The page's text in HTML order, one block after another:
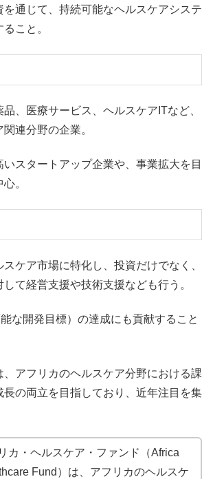
を通じて、持続可能なヘルスケアシステ
こと。
、医療サービス、ヘルスケアITなど、
連分野の企業。
いスタートアップ企業や、事業拡大を目
。
ケア市場に特化し、投資だけでなく、
て経営支援や技術支援なども行う。
な開発目標）の達成にも貢献すること
アフリカのヘルスケア分野における課
長の両立を目指しており、近年注目を集
カ・ヘルスケア・ファンド（Africa
Fund）は、アフリカのヘルスケ